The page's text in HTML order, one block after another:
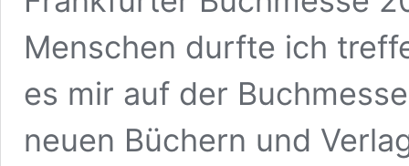
Menschen durfte ich
es mir auf der
neuen Büchern und